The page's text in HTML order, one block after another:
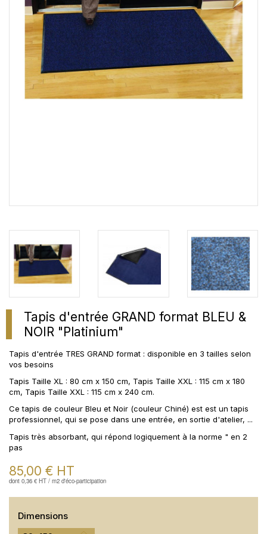
Tapis d'entrée GRAND format BLEU &
NOIR "Platinium"
Tapis d'entrée TRES GRAND format : disponible en 3 tailles selon
vos besoins
Tapis Taille XL : 80 cm x 150 cm, Tapis Taille XXL : 115 cm x 180
cm, Tapis Taille XXL : 115 cm x 240 cm.
Ce tapis de couleur Bleu et Noir (couleur Chiné) est est un tapis
professionnel, qui se pose dans une entrée, en sortie d'atelier, ...
Tapis très absorbant, qui répond logiquement à la norme " en 2
pas
85,00 € HT
dont 0,36 € HT / m2 d'éco-participation
Dimensions